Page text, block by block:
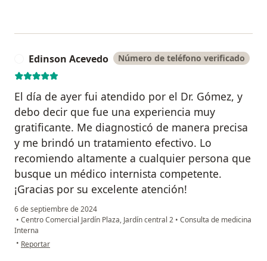
Edinson Acevedo Número de teléfono verificado
El día de ayer fui atendido por el Dr. Gómez, y
debo decir que fue una experiencia muy
gratificante. Me diagnosticó de manera precisa
y me brindó un tratamiento efectivo. Lo
recomiendo altamente a cualquier persona que
busque un médico internista competente.
¡Gracias por su excelente atención!
6 de septiembre de 2024
• Centro Comercial Jardín Plaza, Jardín central 2 • Consulta de medicina
Interna
• en opinión del usuario Edinson Acevedo
Reportar